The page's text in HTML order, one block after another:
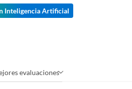
tu compra, te recomendamos
La madera verde te ayudará a
de Armado
Inteligencia Artificial
evaluaciones